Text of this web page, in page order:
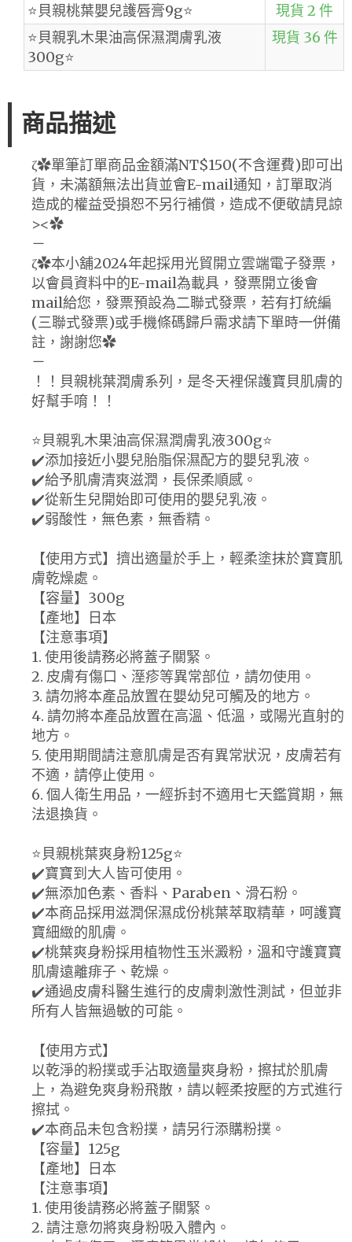
⭐️貝親桃葉嬰兒護唇膏9g⭐️
現貨 2 件
⭐️貝親乳木果油高保濕潤膚乳液
300g⭐
現貨 36 件
商品描述
ζ✿單筆訂單商品金額滿NT$150(不含運費)即可出
貨，未滿額無法出貨並會E-mail通知，訂單取消
造成的權益受損恕不另行補償，造成不便敬請見諒
><✿
－
ζ✿本小舖2024年起採用光貿開立雲端電子發票，
以會員資料中的E-mail為載具，發票開立後會
mail給您，發票預設為二聯式發票，若有打統編
(三聯式發票)或手機條碼歸戶需求請下單時一併備
註，謝謝您✿
－
！！貝親桃葉潤膚系列，是冬天裡保護寶貝肌膚的
好幫手唷！！
⭐️貝親乳木果油高保濕潤膚乳液300g⭐️
✔️添加接近小嬰兒胎脂保濕配方的嬰兒乳液。
✔️給予肌膚清爽滋潤，長保柔順感。
✔️從新生兒開始即可使用的嬰兒乳液。
✔️弱酸性，無色素，無香精。
【使用方式】擠出適量於手上，輕柔塗抹於寶寶肌
膚乾燥處。
【容量】300g
【產地】日本
【注意事項】
1. 使用後請務必將蓋子關緊。
2. 皮膚有傷口、溼疹等異常部位，請勿使用。
3. 請勿將本產品放置在嬰幼兒可觸及的地方。
4. 請勿將本產品放置在高溫、低溫，或陽光直射的
地方。
5. 使用期間請注意肌膚是否有異常狀況，皮膚若有
不適，請停止使用。
6. 個人衛生用品，一經拆封不適用七天鑑賞期，無
法退換貨。
⭐️貝親桃葉爽身粉125g⭐️
✔️寶寶到大人皆可使用。
✔️無添加色素、香料、Paraben、滑石粉。
✔️本商品採用滋潤保濕成份桃葉萃取精華，呵護寶
寶細緻的肌膚。
✔️桃葉爽身粉採用植物性玉米澱粉，溫和守護寶寶
肌膚遠離痱子、乾燥。
✔️通過皮膚科醫生進行的皮膚刺激性測試，但並非
所有人皆無過敏的可能。
【使用方式】
以乾淨的粉撲或手沾取適量爽身粉，擦拭於肌膚
上，為避免爽身粉飛散，請以輕柔按壓的方式進行
擦拭。
✔️本商品未包含粉撲，請另行添購粉撲。
【容量】125g
【產地】日本
【注意事項】
1. 使用後請務必將蓋子關緊。
2. 請注意勿將爽身粉吸入體內。